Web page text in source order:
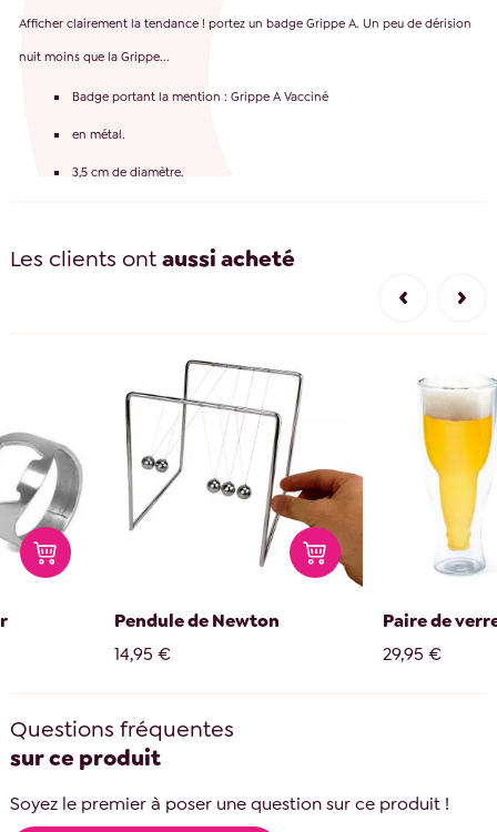
Afficher clairement la tendance ! portez un badge Grippe A. Un peu de dérision
nuit moins que la Grippe...
Badge portant la mention : Grippe A Vacciné
en métal.
3,5 cm de diamètre.
Les clients ontaussi acheté
Pendule de Newton
14,95 €
Paire de
29,95 €
Questions fréquentes
sur ce produit
Soyez le premier à poser une question sur ce produit !